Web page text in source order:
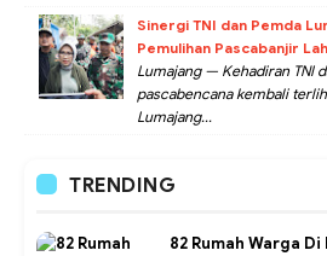
Sinergi TNI dan Pemda
Pemulihan Pascabanjir
Lumajang — Kehadiran TNI
pascabencana kembali
Lumajang...
TRENDING
82 Rumah Warga Di